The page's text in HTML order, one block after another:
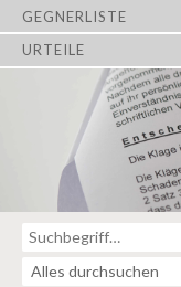
GEGNERLISTE
URTEILE